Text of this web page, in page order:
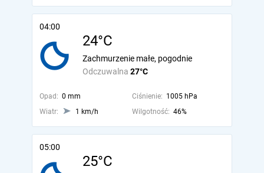
04:00
24°C
Odczuwalna 27°C
Zachmurzenie małe, pogodnie
Opad: 0 mm Ciśnienie: 1005 hPa
Wiatr:
1 km/h Wilgotność: 46%
05:00
25°C